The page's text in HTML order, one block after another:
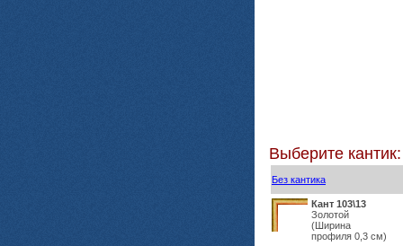
Выберите кантик:
Без кантика
Кант 103\13
Золотой
(Ширина
профиля 0,3 см)